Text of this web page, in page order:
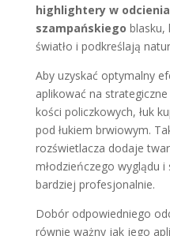
highlightery w
szampańskiego blasku,
światło i podkreślają
Aby uzyskać optymalny
aplikować na
kości policzkowych, łuk
pod łukiem brwiowym.
rozświetlacza dodaje
młodzieńczego wyglądu
bardziej profesjonalnie.
Dobór odpowiedniego
równie ważny jak jego